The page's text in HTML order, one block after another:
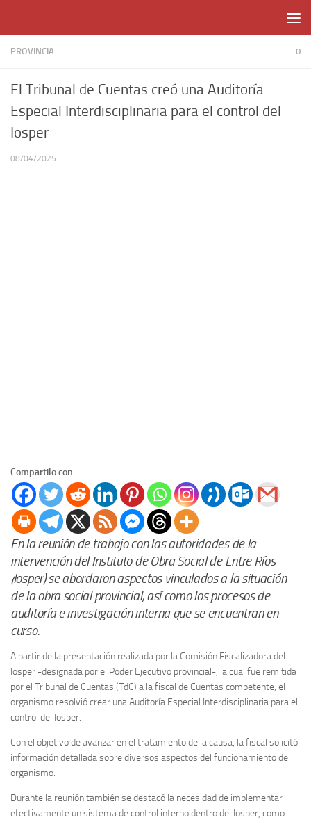
PROVINCIA 0
El Tribunal de Cuentas creó una Auditoría
Especial Interdisciplinaria para el control del
Iosper
08/04/2025
Compartilo con
En la reunión de trabajo con las autoridades de la
intervención del Instituto de Obra Social de Entre Ríos
(Iosper) se abordaron aspectos vinculados a la situación
de la obra social provincial, así como los procesos de
auditoría e investigación interna que se encuentran en
curso.
A partir de la presentación realizada por la Comisión Fiscalizadora del
Iosper -designada por el Poder Ejecutivo provincial-, la cual fue remitida
por el Tribunal de Cuentas (TdC) a la fiscal de Cuentas competente, el
organismo resolvió crear una Auditoría Especial Interdisciplinaria para el
control del Iosper.
Con el objetivo de avanzar en el tratamiento de la causa, la fiscal solicitó
información detallada sobre diversos aspectos del funcionamiento del
organismo.
Durante la reunión también se destacó la necesidad de implementar
efectivamente un sistema de control interno dentro del Iosper, como